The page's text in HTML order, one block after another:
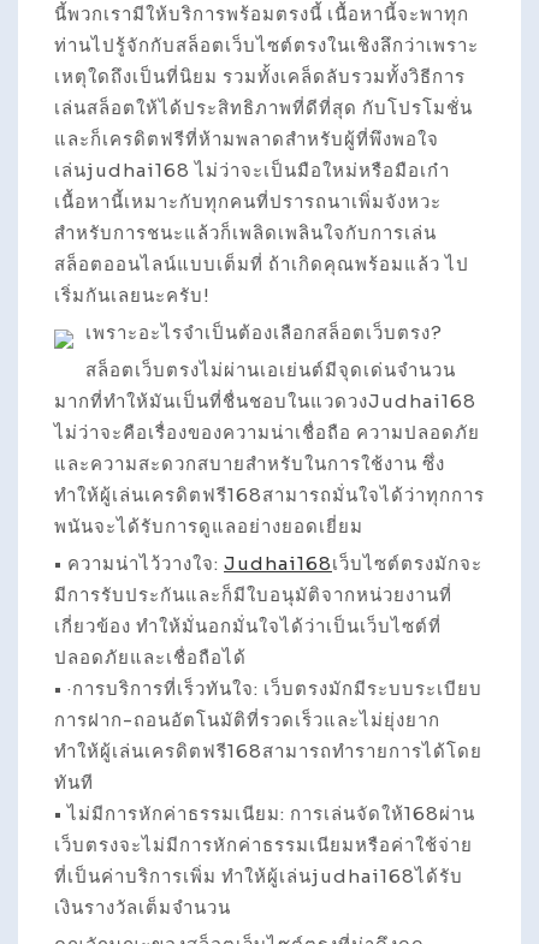
นี้พวกเรามีให้บริการพร้อมตรงนี้ เนื้อหานี้จะพาทุก
ท่านไปรู้จักกับสล็อตเว็บไซต์ตรงในเชิงลึกว่าเพราะ
เหตุใดถึงเป็นที่นิยม รวมทั้งเคล็ดลับรวมทั้งวิธีการ
เล่นสล็อตให้ได้ประสิทธิภาพที่ดีที่สุด กับโปรโมชั่น
และก็เครดิตฟรีที่ห้ามพลาดสำหรับผู้ที่พึงพอใจ
เล่นjudhai168 ไม่ว่าจะเป็นมือใหม่หรือมือเก๋า
เนื้อหานี้เหมาะกับทุกคนที่ปรารถนาเพิ่มจังหวะ
สำหรับการชนะแล้วก็เพลิดเพลินใจกับการเล่น
สล็อตออนไลน์แบบเต็มที่ ถ้าเกิดคุณพร้อมแล้ว ไป
เริ่มกันเลยนะครับ!
เพราะอะไรจำเป็นต้องเลือกสล็อตเว็บตรง?
สล็อตเว็บตรงไม่ผ่านเอเย่นต์มีจุดเด่นจำนวน
มากที่ทำให้มันเป็นที่ชื่นชอบในแวดวงJudhai168
ไม่ว่าจะคือเรื่องของความน่าเชื่อถือ ความปลอดภัย
และความสะดวกสบายสำหรับในการใช้งาน ซึ่ง
ทำให้ผู้เล่นเครดิตฟรี168สามารถมั่นใจได้ว่าทุกการ
พนันจะได้รับการดูแลอย่างยอดเยี่ยม
• ความน่าไว้วางใจ: Judhai168เว็บไซต์ตรงมักจะ
มีการรับประกันและก็มีใบอนุมัติจากหน่วยงานที่
เกี่ยวข้อง ทำให้มั่นอกมั่นใจได้ว่าเป็นเว็บไซต์ที่
ปลอดภัยและเชื่อถือได้
• ·การบริการที่เร็วทันใจ: เว็บตรงมักมีระบบระเบียบ
การฝาก-ถอนอัตโนมัติที่รวดเร็วและไม่ยุ่งยาก
ทำให้ผู้เล่นเครดิตฟรี168สามารถทำรายการได้โดย
ทันที
• ไม่มีการหักค่าธรรมเนียม: การเล่นจัดให้168ผ่าน
เว็บตรงจะไม่มีการหักค่าธรรมเนียมหรือค่าใช้จ่าย
ที่เป็นค่าบริการเพิ่ม ทำให้ผู้เล่นjudhai168ได้รับ
เงินรางวัลเต็มจำนวน